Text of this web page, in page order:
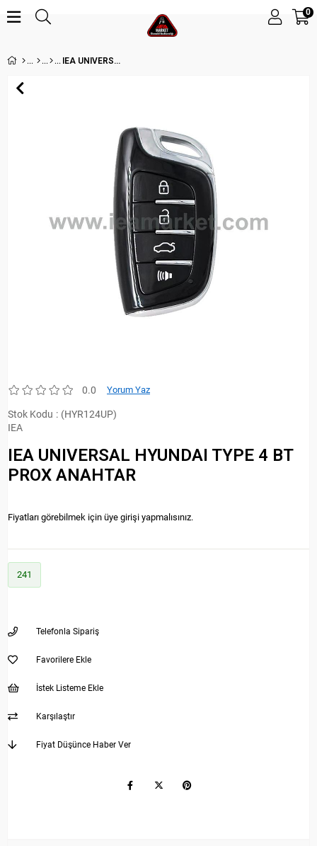
0
IEA UNIVERSAL HYUNDAI TYPE 4 BT PROX ANAHTAR
0.0 Yorum Yaz
Stok Kodu
(HYR124UP)
IEA
IEA UNIVERSAL HYUNDAI TYPE 4 BT
PROX ANAHTAR
Fiyatları görebilmek için üye girişi yapmalısınız.
241
Telefonla Sipariş
Favorilere Ekle
İstek Listeme Ekle
Karşılaştır
Fiyat Düşünce Haber Ver